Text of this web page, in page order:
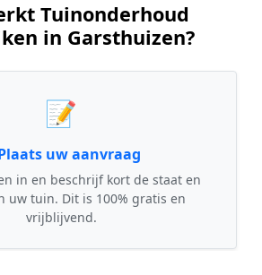
Tuinonderhoud
in Garsthuizen?
📝
uw aanvraag
in en beschrijf kort de staat en
uw tuin. Dit is 100% gratis en
vrijblijvend.